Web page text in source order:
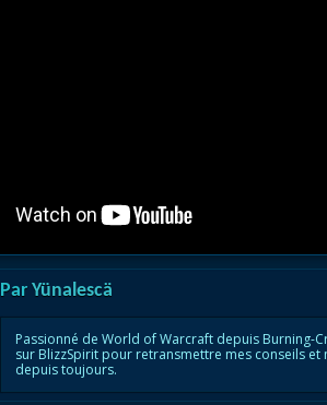
Par Yünalescä
Passionné de World of Warcraft depuis Burning-
sur BlizzSpirit pour retransmettre mes conseils
depuis toujours.